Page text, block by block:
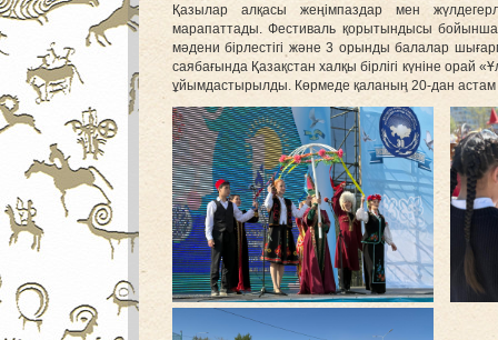
Қазылар алқасы жеңімпаздар мен
марапаттады. Фестиваль қорытындысы
мәдени бірлестігі және 3 орынды балалар
саябағында Қазақстан халқы бірлігі күніне
ұйымдастырылды. Көрмеде қаланың 20-дан